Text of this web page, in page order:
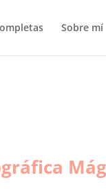
Sobre mí